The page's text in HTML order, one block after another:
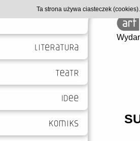
Ta strona używa ciasteczek